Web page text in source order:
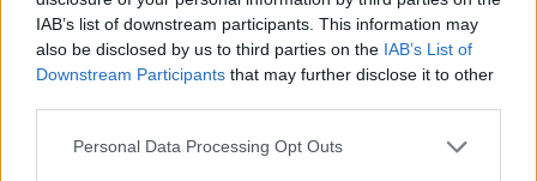
IAB’s list of downstream participants. This information may
also be disclosed by us to third parties on the IAB’s List of
Downstream Participants that may further disclose it to other
Personal Data Processing Opt Outs
του Αγίου Πνεύματος